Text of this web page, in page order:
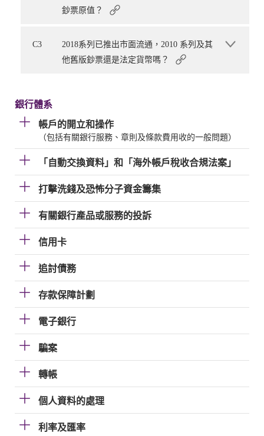
鈔票原值？
C3
2018系列已推出市面流通，2010 系列及其
他舊版鈔票還是法定貨幣嗎？
銀行體系
帳戶的開立和操作
（包括有關銀行服務、章則及條款費用收的一般問題）
「自動交換資料」和「海外帳戶稅收合規法案」
打擊洗錢及恐怖分子資金籌集
有關銀行產品或服務的投訴
信用卡
追討債務
存款保障計劃
電子銀行
騙案
轉帳
個人資料的處理
利率及匯率